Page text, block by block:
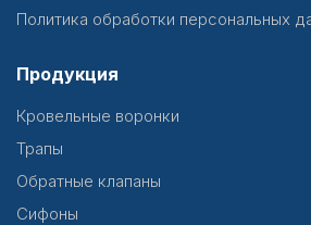
Политика обработки персональных
Продукция
Кровельные воронки
Трапы
Обратные клапаны
Сифоны